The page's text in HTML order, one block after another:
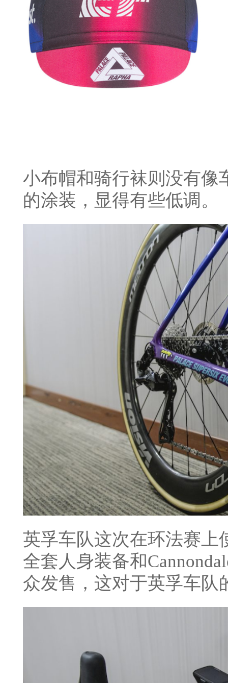
小布帽和骑行袜则没有像
的涂装，显得有些低调。
英孚车队这次在环法赛上
全套人身装备和
众发售，这对于英孚车队